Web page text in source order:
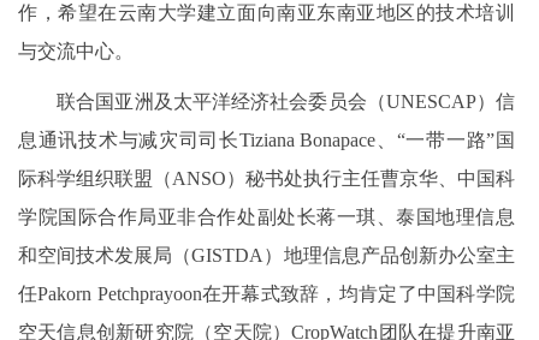
作，希望在云南大学建立面向南亚东南亚地区的技术培训
与交流中心。
联合国亚洲及太平洋经济社会委员会（UNESCAP）信
息通讯技术与减灾司司长Tiziana Bonapace、“一带一路”国
际科学组织联盟（ANSO）秘书处执行主任曹京华、中国科
学院国际合作局亚非合作处副处长蒋一琪、泰国地理信息
和空间技术发展局（GISTDA）地理信息产品创新办公室主
任Pakorn Petchprayoon在开幕式致辞，均肯定了中国科学院
空天信息创新研究院（空天院）CropWatch团队在提升南亚